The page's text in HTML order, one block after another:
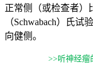
正常侧（或检查者）
（Schwabach）氏
向健侧。
>>听神经瘤